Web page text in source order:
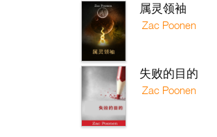
属灵领袖
Zac Poonen
失败的目的
Zac Poonen